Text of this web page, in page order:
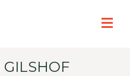
GILSHOF